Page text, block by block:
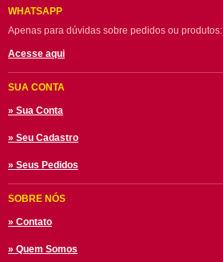
WHATSAPP
Apenas para dúvidas sobre pedidos ou produtos:
Acesse aqui
SUA CONTA
» Sua Conta
» Seu Cadastro
» Seus Pedidos
SOBRE NÓS
» Contato
» Quem Somos